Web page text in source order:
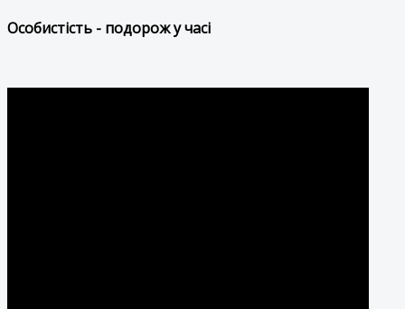
Особистість - подорож у часі